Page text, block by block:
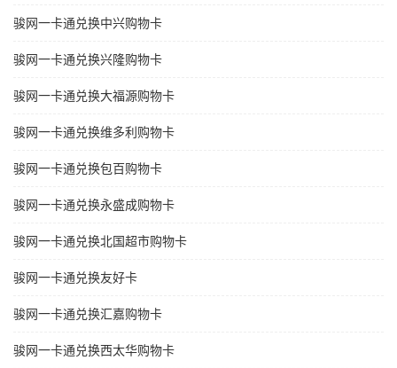
骏网一卡通兑换中兴购物卡
骏网一卡通兑换兴隆购物卡
骏网一卡通兑换大福源购物卡
骏网一卡通兑换维多利购物卡
骏网一卡通兑换包百购物卡
骏网一卡通兑换永盛成购物卡
骏网一卡通兑换北国超市购物卡
骏网一卡通兑换友好卡
骏网一卡通兑换汇嘉购物卡
骏网一卡通兑换西太华购物卡